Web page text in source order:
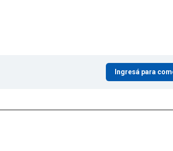
Ingresá para